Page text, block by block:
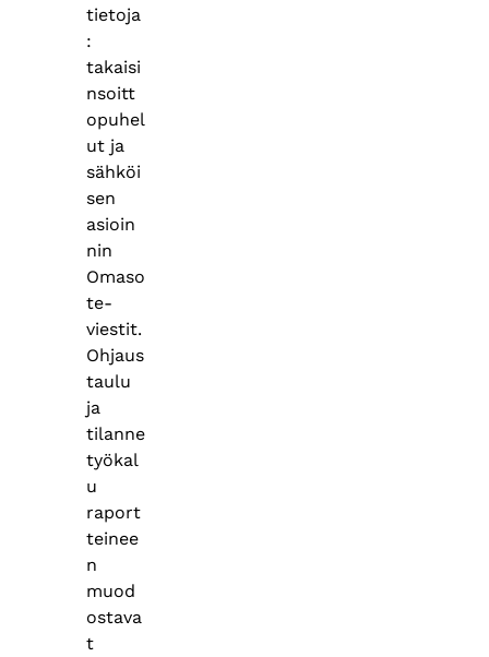
tietoja
:
takaisi
nsoitt
opuhel
ut ja
sähköi
sen
asioin
nin
Omaso
te-
viestit.
Ohjaus
taulu
ja
tilanne
työkal
u
raport
teinee
n
muod
ostava
t